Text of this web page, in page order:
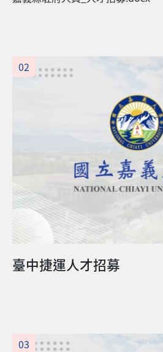
02
臺中捷運人才招募
03